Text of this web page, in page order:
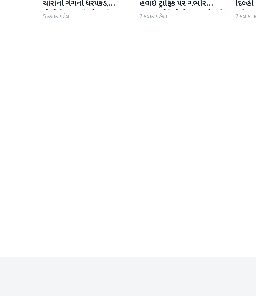
ચોરોની ગેંગની ધરપકડ,
પોલીસે 12.4 કિલો ચાંદીના
5 કલાક પહેલા
હવાઈ ટ્રાફિક પર ગંભીર
અસર; ઈન્ડિગોએ મુસાફરો માટે
7 કલાક પહેલા
માટે
7 કલાક